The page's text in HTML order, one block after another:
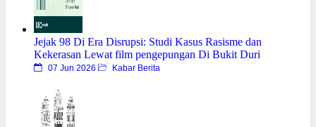
Jejak 98 Di Era Disrupsi: Studi Kasus Rasisme dan
Kekerasan Lewat film pengepungan Di Bukit Duri
07 Jun 2026 Kabar Berita